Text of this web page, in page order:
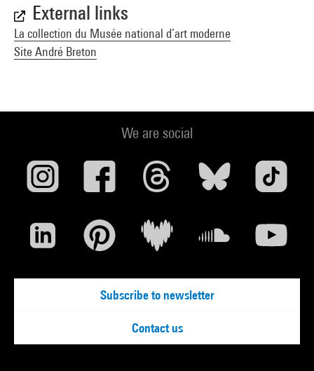
External links
La collection du Musée national d’art moderne
Site André Breton
We are social
Subscribe to newsletter
Contact us